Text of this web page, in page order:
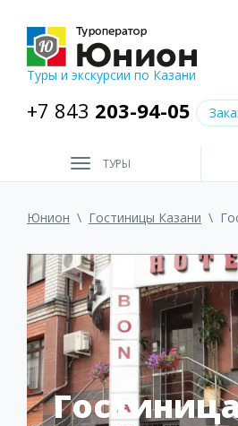
Туры и экскурсии по Казани
+7 843 203-94-05
ТУРЫ
Юнион \ Гостиницы Казани \